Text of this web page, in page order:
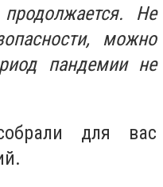
Не
можно
пандемии не
для вас